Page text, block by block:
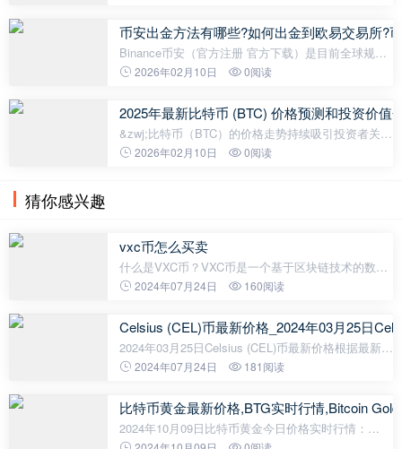
成在一起，因此预计会有一个统一的货币
币安出金方法有哪些?如何出金到欧易交易所?
Binance币安（官方注册 官方下载）是目前全球规模
最大的加密货币交易所，全球有超过2亿用户使用，
式，包括转移到其他法币交易所、直接
2026年02月10日 0阅读
2025年最新比特币 (BTC) 价格预测和投资价值
&zwj;比特币（BTC）的价格走势持续吸引投资者关
注。截至2025年10月，BTC价格为110,890.27
2026年02月10日 0阅读
猜你感兴趣
vxc币怎么买卖
什么是VXC币？VXC币是一个基于区块链技术的数字
货币，由Velas公司发行，主要用于支付和交易。
年，VXC币是它推出的主要货币。VXC币的技术
2024年07月24日 160阅读
Celsius (CEL)币最新价格_2024年03月25日
2024年03月25日Celsius (CEL)币最新价格根据最新数
据显示，截至2024年03月25日，Celsius (CEL)的最新
过去24小时内经历了一定的波
2024年07月24日 181阅读
比特币黄金最新价格,BTG实时行情,Bitcoin
2024年10月09日比特币黄金今日价格实时行情：